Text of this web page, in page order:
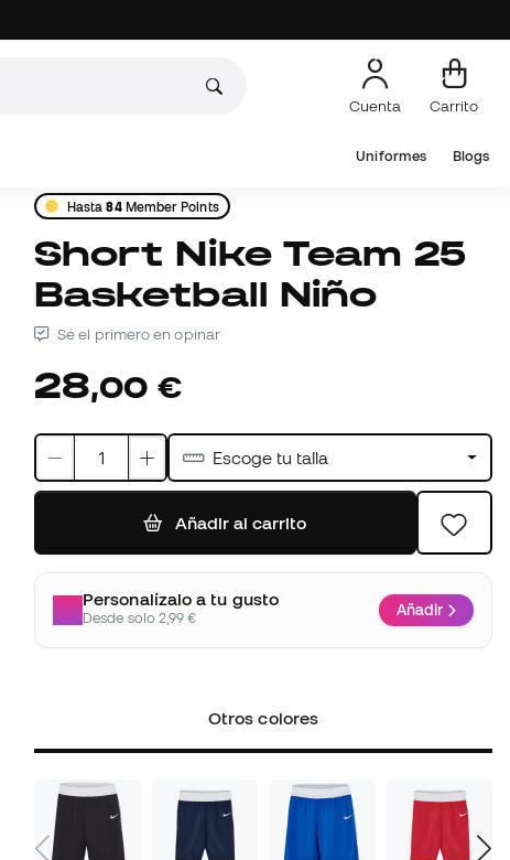
Cuenta Carrito
Uniformes Blogs
Hasta84Member Points
Short Nike Team 25
Basketball Niño
Sé el primero en opinar
28,00 €
Escoge tu talla
Añadir al carrito
Personalízalo a tu gusto
Desde solo 2,99 € Añadir
Otros colores